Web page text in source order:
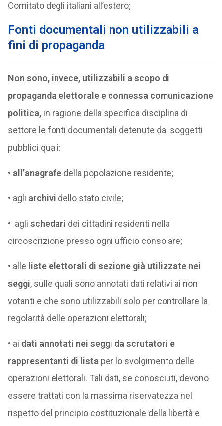
Comitato degli italiani all’estero;
Fonti documentali non utilizzabili a
fini di propaganda
Non sono, invece, utilizzabili a scopo di
propaganda elettorale e connessa comunicazione
politica, in ragione della specifica disciplina di
settore le fonti documentali detenute dai soggetti
pubblici quali:
• all’anagrafedella popolazione residente;
• agli archivi dello stato civile;
• agli schedari dei cittadini residenti nella
circoscrizione presso ogni ufficio consolare;
• alle liste elettorali di sezione già utilizzate nei
seggi, sulle quali sono annotati dati relativi ai non
votanti e che sono utilizzabili solo per controllare la
regolarità delle operazioni elettorali;
• ai dati annotati nei seggi da scrutatori e
rappresentanti di lista per lo svolgimento delle
operazioni elettorali. Tali dati, se conosciuti, devono
essere trattati con la massima riservatezza nel
rispetto del principio costituzionale della libertà e